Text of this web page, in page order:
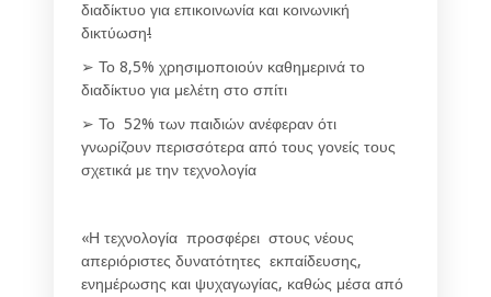
διαδίκτυο για επικοινωνία και κοινωνική
δικτύωση!
➢ Το 8,5% χρησιμοποιούν καθημερινά το
διαδίκτυο για μελέτη στο σπίτι
➢ Το 52% των παιδιών ανέφεραν ότι
γνωρίζουν περισσότερα από τους γονείς τους
σχετικά με την τεχνολογία
«Η τεχνολογία προσφέρει στους νέους
απεριόριστες δυνατότητες εκπαίδευσης,
ενημέρωσης και ψυχαγωγίας, καθώς μέσα από